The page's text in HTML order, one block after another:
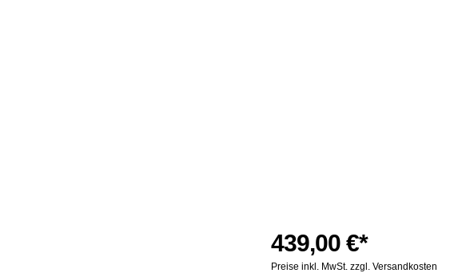
439,00 €*
Preise inkl. MwSt. zzgl. Versandkosten